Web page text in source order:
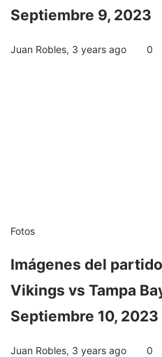
Septiembre 9, 2023
Juan Robles, 3 years ago 0
Fotos
Imágenes del
Vikings vs Tampa
Septiembre 10, 2023
Juan Robles, 3 years ago 0